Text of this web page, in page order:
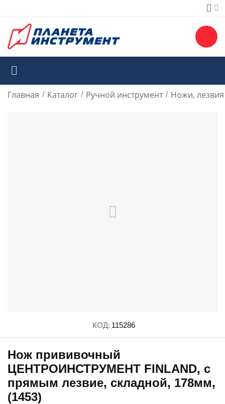
Главная / Каталог / Ручной инструмент / Ножи,
КОД: 115286
Нож прививочный
ЦЕНТРОИНСТРУМЕНТ FINLAND, с
прямым лезвие, складной, 178мм,
(1453)